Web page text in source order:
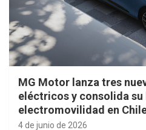
MG Motor lanza tres
eléctricos y consolida su
electromovilidad en
4 de junio de 2026